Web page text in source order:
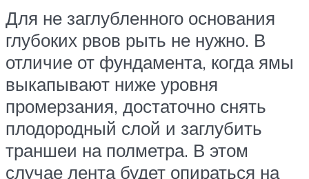
Для не заглубленного основания
глубоких рвов рыть не нужно. В
отличие от фундамента, когда ямы
выкапывают ниже уровня
промерзания, достаточно снять
плодородный слой и заглубить
траншеи на полметра. В этом
случае лента будет опираться на